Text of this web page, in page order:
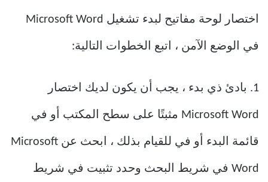
اختصار لوحة مفاتيح لبدء تشغيل Microsoft Word
في الوضع الآمن ، اتبع الخطوات التالية:
1. بادئ ذي بدء ، يجب أن يكون لديك اختصار
Microsoft Word مثبتًا على سطح المكتب أو في
قائمة البدء أو في للقيام بذلك ، ابحث عن Microsoft
Word في شريط البحث وحدد تثبيت في شريط